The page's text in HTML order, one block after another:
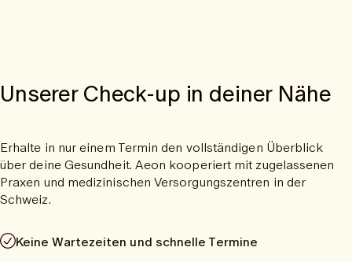
Unserer Check-up in deiner Nähe
Erhalte in nur einem Termin den vollständigen Überblick
über deine Gesundheit. Aeon kooperiert mit zugelassenen
Praxen und medizinischen Versorgungszentren in der
Schweiz.
Keine Wartezeiten und schnelle Termine